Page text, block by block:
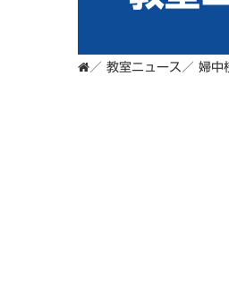
／ 教室ニュース ／ 婦中